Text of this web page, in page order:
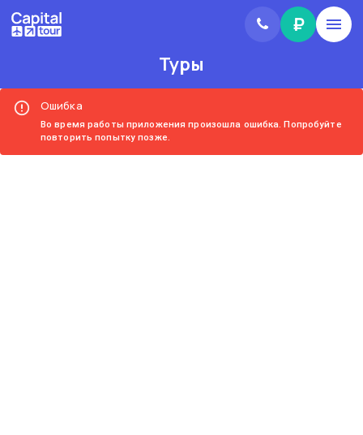
₽
Туры
Ошибка
Во время работы приложения произошла ошибка. Попробуйте
повторить попытку позже.